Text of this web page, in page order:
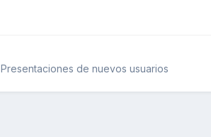
Presentaciones de nuevos usuarios